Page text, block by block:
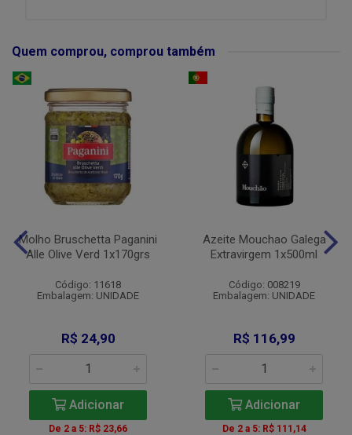
Quem comprou, comprou também
Molho Bruschetta Paganini
Alle Olive Verd 1x170grs
Código: 11618
Embalagem: UNIDADE
R$ 24,90
Adicionar
De 2 a 5: R$ 23,66
Azeite Mouchao Galega
Extravirgem 1x500ml
Código: 008219
Embalagem: UNIDADE
R$ 116,99
Adicionar
De 2 a 5: R$ 111,14